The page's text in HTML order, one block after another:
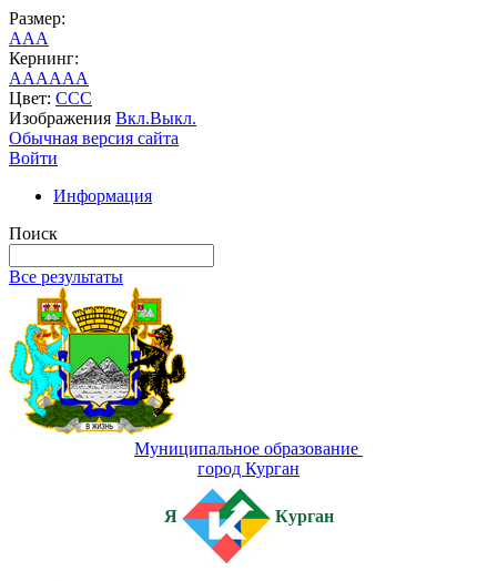
Размер:
AAA
Кернинг:
AAAAAA
Цвет: CCC
Изображения Вкл.Выкл.
Обычная версия сайта
Войти
Информация
Поиск
Все результаты
Муниципальное образование
город Курган
Я Курган